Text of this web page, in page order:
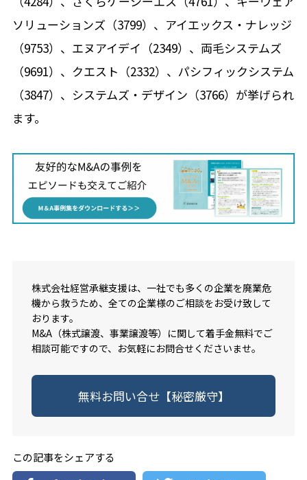
ソリューションズ（3799）、アイエックス・ナレッジ
（9753）、エヌアイデイ（2349）、両毛システムズ
（9691）、クエスト（2332）、パシフィックシステム
（3847）、システムズ・デザイン（3766）が挙げられ
ます。
株式会社経営承継支援は、一社でも多くの企業を廃業危
機から救うため、全ての企業様のご相談をお受け致して
おります。
M&A（株式譲渡、事業譲渡等）に関して着手金無料でご
相談可能ですので、お気軽にお問合せくださいませ。
無料お問い合せ【秘密厳守】
この記事をシェアする